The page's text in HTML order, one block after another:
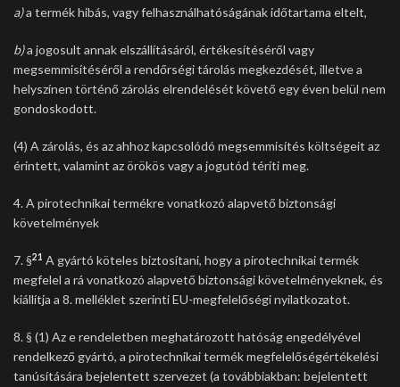
a)a termék hibás, vagy felhasználhatóságának időtartama eltelt,
b)a jogosult annak elszállításáról, értékesítéséről vagy
megsemmisítéséről a rendőrségi tárolás megkezdését, illetve a
helyszínen történő zárolás elrendelését követő egy éven belül nem
gondoskodott.
(4) A zárolás, és az ahhoz kapcsolódó megsemmisítés költségeit az
érintett, valamint az örökös vagy a jogutód téríti meg.
4. A pirotechnikai termékre vonatkozó alapvető biztonsági
követelmények
7. §21 A gyártó köteles biztosítani, hogy a pirotechnikai termék
megfelel a rá vonatkozó alapvető biztonsági követelményeknek, és
kiállítja a 8. melléklet szerinti EU-megfelelőségi nyilatkozatot.
8. § (1) Az e rendeletben meghatározott hatóság engedélyével
rendelkező gyártó, a pirotechnikai termék megfelelőségértékelési
tanúsítására bejelentett szervezet (a továbbiakban: bejelentett